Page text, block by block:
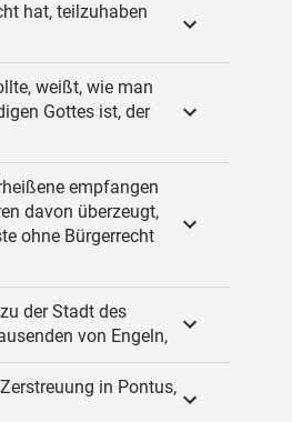
hat, teilzuhaben
weißt, wie man
Gottes ist, der
empfangen
davon überzeugt,
ohne Bürgerrecht
der Stadt des
von Engeln,
in Pontus,